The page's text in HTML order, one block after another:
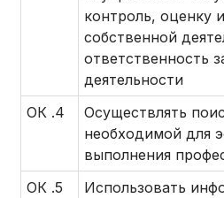
контроль, оценку
собственной
ответственность
деятельности
ОК .4
Осуществлять
необходимой для
выполнения
ОК .5
Использовать